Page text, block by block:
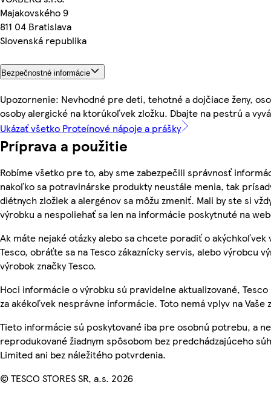
Majakovského 9
811 04 Bratislava
Slovenská republika
Bezpečnostné informácie
Upozornenie: Nevhodné pre deti, tehotné a dojčiace ženy,
osoby alergické na ktorúkoľvek zložku. Dbajte na pestrú a
Ukázať všetko Proteínové nápoje a prášky
Príprava a použitie
Robíme všetko pre to, aby sme zabezpečili správnosť
nakoľko sa potravinárske produkty neustále menia, tak
diétnych zložiek a alergénov sa môžu zmeniť. Mali by ste si
výrobku a nespoliehať sa len na informácie poskytnuté na
Ak máte nejaké otázky alebo sa chcete poradiť o akýchkoľvek
Tesco, obráťte sa na Tesco zákaznícky servis, alebo výrobcu
výrobok značky Tesco.
Hoci informácie o výrobku sú pravidelne aktualizované,
za akékoľvek nesprávne informácie. Toto nemá vplyv na Vaše
Tieto informácie sú poskytované iba pre osobnú potrebu, a
reprodukované žiadnym spôsobom bez predchádzajúceho
Limited ani bez náležitého potvrdenia.
© TESCO STORES SR, a.s. 2026